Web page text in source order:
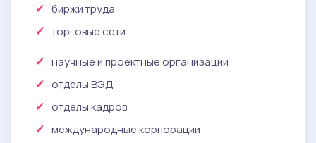
биржи труда
торговые сети
научные и проектные организации
отделы ВЭД
отделы кадров
международные корпорации